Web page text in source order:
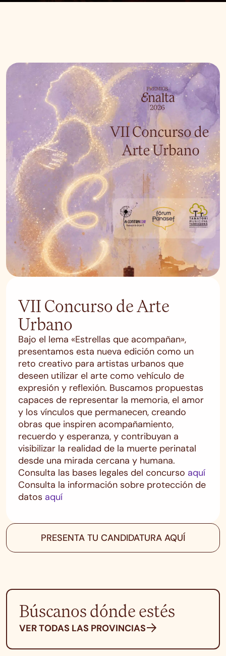
VII Concurso de Arte
Urbano
Bajo el lema «Estrellas que acompañan»,
presentamos esta nueva edición como un
reto creativo para artistas urbanos que
deseen utilizar el arte como vehículo de
expresión y reflexión. Buscamos propuestas
capaces de representar la memoria, el amor
y los vínculos que permanecen, creando
obras que inspiren acompañamiento,
recuerdo y esperanza, y contribuyan a
visibilizar la realidad de la muerte perinatal
desde una mirada cercana y humana.
Consulta las bases legales del concurso aquí
Consulta la información sobre protección de
datos aquí
PRESENTA TU CANDIDATURA AQUÍ
Búscanos dónde estés
VER TODAS LAS PROVINCIAS